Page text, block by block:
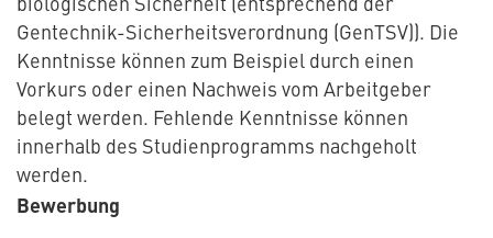
Gentechnik-Sicherheitsverordnung (GenTSV)). Die
Kenntnisse können zum Beispiel durch einen
Vorkurs oder einen Nachweis vom Arbeitgeber
belegt werden. Fehlende Kenntnisse können
innerhalb des Studienprogramms nachgeholt
werden.
Bewerbung